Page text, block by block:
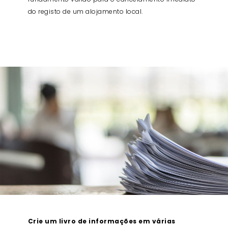
do registo de um alojamento local.
Crie um livro de informações em várias